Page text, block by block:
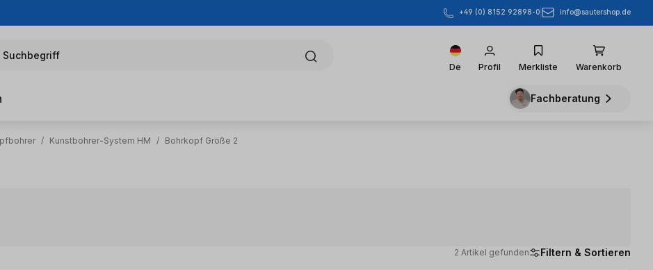
+49 (0) 8152 92898-0 info@sautershop.de
Suchbegriff
De Profil Merkliste Warenkorb
Fachberatung
/ Kunstbohrer-System HM / Bohrkopf Größe 2
2 Artikel gefunden Filtern & Sortieren